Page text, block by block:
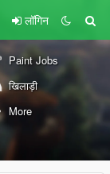
लॉगिन
Paint Jobs
खिलाड़ी
More